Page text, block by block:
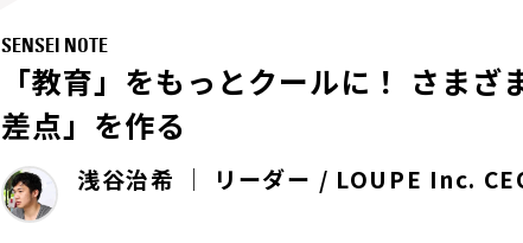
SENSEI NOTE
「教育」をもっとクールに！ さま
差点」を作る
浅谷治希 │ リーダー / LOUPE Inc.